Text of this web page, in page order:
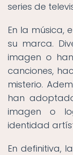
series de
En la música,
su marca.
imagen o
canciones,
misterio.
han
imagen o
identidad
En definitiva,